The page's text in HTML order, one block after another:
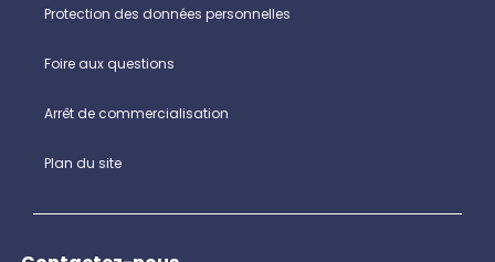
Protection des données personnelles
Foire aux questions
Arrêt de commercialisation
Plan du site